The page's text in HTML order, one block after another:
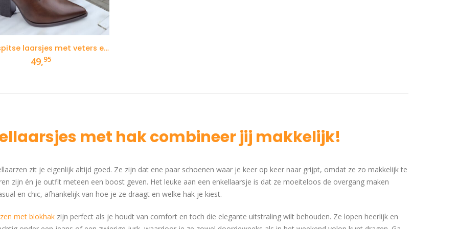
Bruine spitse laarsjes met veters en stevige hak
49,95
met hak combineer jij makkelijk!
zit je eigenlijk altijd goed. Ze zijn dat ene paar schoenen waar je keer op keer naar grijpt, omdat ze zo makkelijk te
zijn én je outfit meteen een boost geven. Het leuke aan een enkellaarsje is dat ze moeiteloos de overgang maken
en chic, afhankelijk van hoe je ze draagt en welke hak je kiest.
met blokhakzijn perfect als je houdt van comfort en toch die elegante uitstraling wilt behouden. Ze lopen heerlijk en